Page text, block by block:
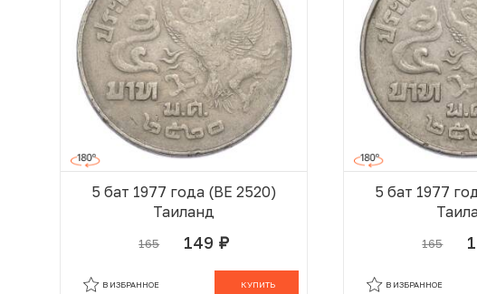
5 бат 1977 года (BE 2520)
Таиланд
165 149 руб.
КУПИТЬ
В ИЗБРАННОЕ
5 бат 1977
165
В ИЗБРАННОЕ